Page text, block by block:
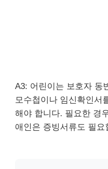
A3: 어린이는 보호자 동
모수첩이나 임신확인서
해야 합니다. 필요한 경
애인은 증빙서류도 필요